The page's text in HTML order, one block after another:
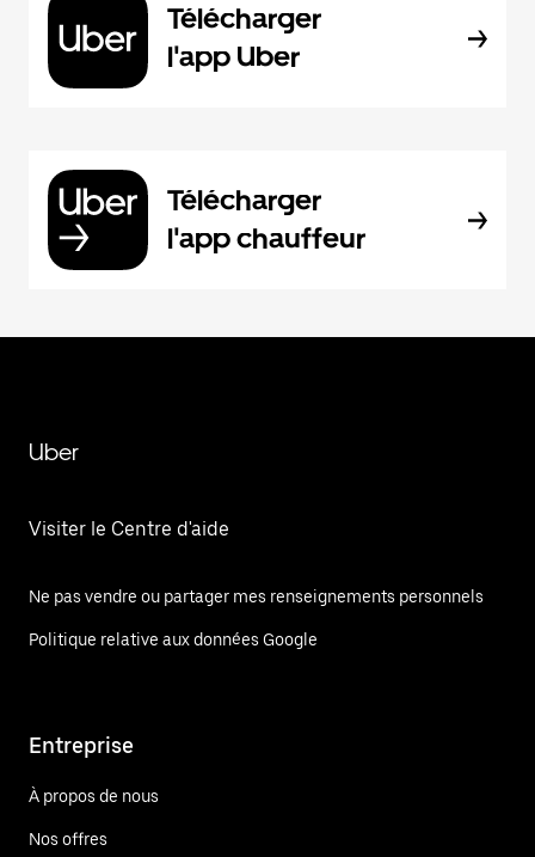
Télécharger
l'app Uber
Télécharger
l'app chauffeur
Uber
Visiter le Centre d'aide
Ne pas vendre ou partager mes renseignements personnels
Politique relative aux données Google
Entreprise
À propos de nous
Nos offres